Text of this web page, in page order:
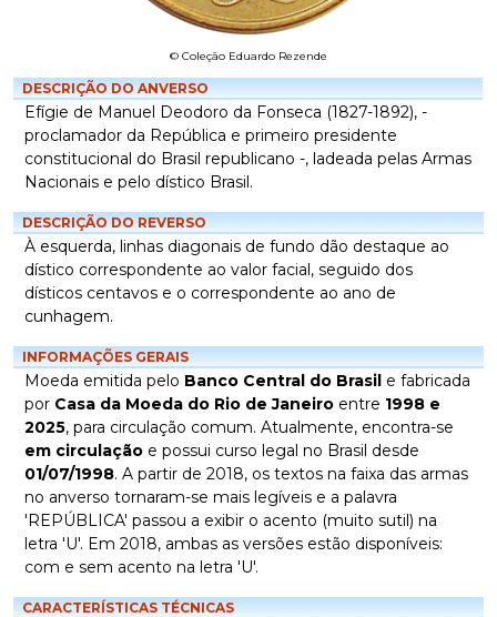
© Coleção Eduardo Rezende
DESCRIÇÃO DO ANVERSO
Efígie de Manuel Deodoro da Fonseca (1827-1892), -
proclamador da República e primeiro presidente
constitucional do Brasil republicano -, ladeada pelas Armas
Nacionais e pelo dístico Brasil.
DESCRIÇÃO DO REVERSO
À esquerda, linhas diagonais de fundo dão destaque ao
dístico correspondente ao valor facial, seguido dos
dísticos centavos e o correspondente ao ano de
cunhagem.
INFORMAÇÕES GERAIS
Moeda emitida pelo Banco Central do Brasil e fabricada
por Casa da Moeda do Rio de Janeiro entre 1998 e
2025, para circulação comum. Atualmente, encontra-se
em circulação e possui curso legal no Brasil desde
01/07/1998. A partir de 2018, os textos na faixa das armas
no anverso tornaram-se mais legíveis e a palavra
'REPÚBLICA' passou a exibir o acento (muito sutil) na
letra 'U'. Em 2018, ambas as versões estão disponíveis:
com e sem acento na letra 'U'.
CARACTERÍSTICAS TÉCNICAS